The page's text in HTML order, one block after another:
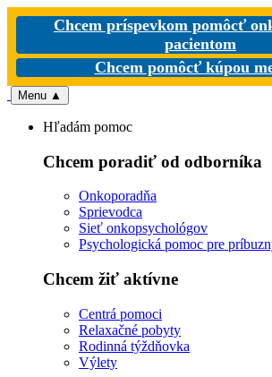
Chcem príspevkom pomôcť
pacientom
Chcem pomôcť kúpou
Menu ▲
Hľadám pomoc
Chcem poradiť od odborníka
Onkoporadňa
Sprievodca
Sieť onkopsychológov
Psychologická pomoc pre
Chcem žiť aktívne
Centrá pomoci
Relaxačné pobyty
Rodinná týždňovka
Výlety